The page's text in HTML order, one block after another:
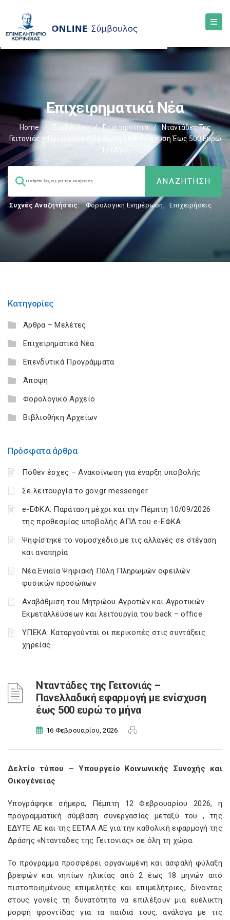
Επιχειρηματικά Νέα
Home / Σύμβουλος / Επικαιρότητα /
Νταντάδες Της
Γειτονιάς – Πανελλαδική Εφαρμογή Με Ενίσχυση Έως 500 Ευρώ
Το Μήνα
Συχνές Αναζητήσεις: Φορολογικη Ενημέρωση, Επιχειρήσεις
Κατηγορίες
Άρθρα – Μελέτες
Επιχειρηματικά Νέα
Επενδυτικά Προγράμματα
Άποψη
Φορολογικό Αρχείο
Βιβλιοθήκη Αρχείων
Πρόσφατα άρθρα
Πόθεν έσχες – Ανακοίνωση για έναρξη υποβολής
Σε λειτουργία το gov.gr messenger
e-ΕΦΚΑ: Παράταση μέχρι και την Πέμπτη 10/09/2026
της προθεσμίας υποβολής ΑΠΔ του e-ΕΦΚΑ
Ψηφίστηκε το νομοσχέδιο με τις αλλαγές σε στέγαση
και αναπηρία
Νέα Ενιαία Ψηφιακή Πύλη Πληρωμών οφειλών
φυσικών προσώπων
Αναβάθμιση του Μητρώου Αγροτών και Αγροτικών
Εκμεταλλεύσεων και λειτουργία του back – office
ΥΠΕΚΑ: Καταργούνται οι περικοπές στις συντάξεις
χηρείας
Νταντάδες της Γειτονιάς –
Πανελλαδική εφαρμογή με ενίσχυση
έως 500 ευρώ το μήνα
16 Φεβρουαρίου, 2026
Δελτίο τύπου – Υπουργείο Κοινωνικής Συνοχής και
Οικογένειας
Υπογράφηκε σήμερα, Πέμπτη 12 Φεβρουαρίου 2026, η
προγραμματική σύμβαση συνεργασίας μεταξύ του, της
ΕΔΥΤΕ ΑΕ και της ΕΕΤΑΑ ΑΕ για την καθολική εφαρμογή της
Δράσης «Νταντάδες της Γειτονιάς» σε όλη τη χώρα.
Το πρόγραμμα προσφέρει οργανωμένη και ασφαλή φύλαξη
βρεφών και νηπίων ηλικίας από 2 έως 18 μηνών από
πιστοποιημένους επιμελητές και επιμελήτριες, δίνοντας
στους γονείς τη δυνατότητα να επιλέξουν μια ευέλικτη
μορφή φροντίδας για τα παιδιά τους, ανάλογα με τις